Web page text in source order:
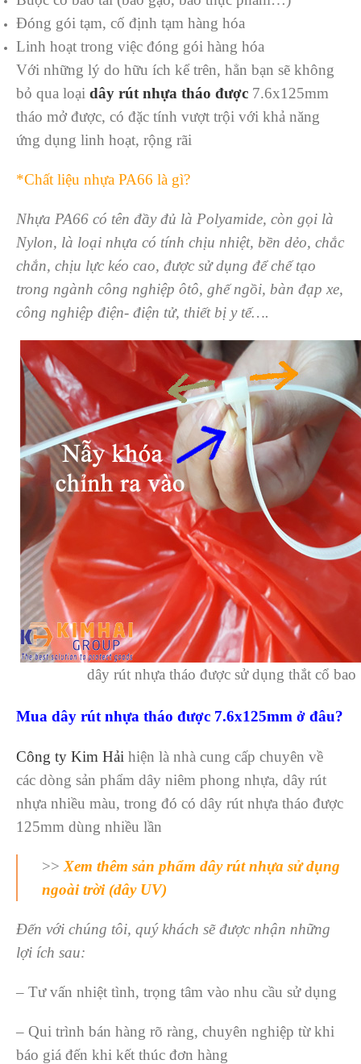
Đóng gói tạm, cố định tạm hàng hóa
Linh hoạt trong việc đóng gói hàng hóa
Với những lý do hữu ích kể trên, hẳn bạn sẽ không
bỏ qua loại dây rút nhựa tháo được 7.6x125mm
tháo mở được, có đặc tính vượt trội với khả năng
ứng dụng linh hoạt, rộng rãi
*Chất liệu nhựa PA66 là gì?
Nhựa PA66 có tên đầy đủ là Polyamide, còn gọi là
Nylon, là loại nhựa có tính chịu nhiệt, bền dẻo, chắc
chắn, chịu lực kéo cao, được sử dụng để chế tạo
trong ngành công nghiệp ôtô, ghế ngồi, bàn đạp xe,
công nghiệp điện- điện tử, thiết bị y tế….
dây rút nhựa tháo được sử dụng thắt cổ bao
Mua dây rút nhựa tháo được 7.6x125mm ở đâu?
Công ty Kim Hải hiện là nhà cung cấp chuyên về
các dòng sản phẩm dây niêm phong nhựa, dây rút
nhựa nhiều màu, trong đó có dây rút nhựa tháo được
125mm dùng nhiều lần
>> Xem thêm sản phẩm dây rút nhựa sử dụng
ngoài trời (dây UV)
Đến với chúng tôi, quý khách sẽ được nhận những
lợi ích sau:
– Tư vấn nhiệt tình, trọng tâm vào nhu cầu sử dụng
– Qui trình bán hàng rõ ràng, chuyên nghiệp từ khi
báo giá đến khi kết thúc đơn hàng